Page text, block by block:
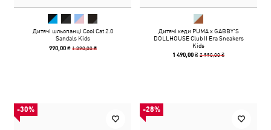
Дитячі шльопанці Cool Cat 2.0
Sandals Kids
990,00 ₴ 1 390,00 ₴
Дитячі кеди PUMA x GABBY'S
DOLLHOUSE Club II Era Sneakers
Kids
1 490,00 ₴2 990,00 ₴
-30% -28%